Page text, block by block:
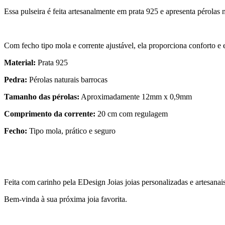
Essa pulseira é feita artesanalmente em prata 925 e apresenta
Com fecho tipo mola e corrente ajustável, ela proporciona conforto e
Material: Prata 925
Pedra: Pérolas naturais barrocas
Tamanho das pérolas: Aproximadamente 12mm x 0,9mm
Comprimento da corrente: 20 cm com regulagem
Fecho: Tipo mola, prático e seguro
Feita com carinho pela EDesign Joias joias personalizadas e
Bem-vinda à sua próxima joia favorita.